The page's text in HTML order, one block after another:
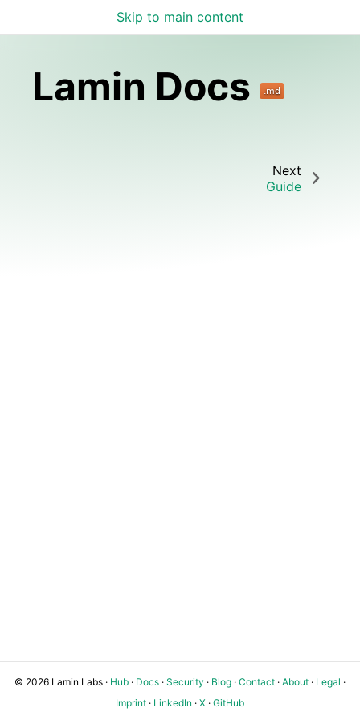
Skip to main content
Lamin Docs
Lamin Docs
Next
Guide
© 2026 Lamin Labs · Hub · Docs · Security · Blog · Contact · About · Legal ·
Imprint · LinkedIn · X · GitHub